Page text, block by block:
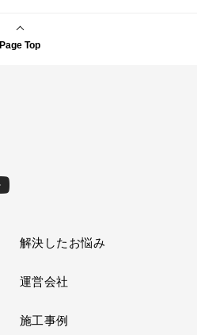
Page Top
解決したお悩み
運営会社
施工事例